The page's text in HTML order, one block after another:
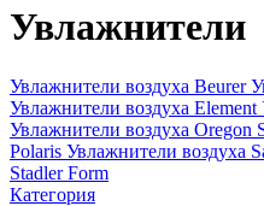
Увлажнители
Увлажнители воздуха Beurer
Увлажнители воздуха Element
Увлажнители воздуха Oregon
Polaris Увлажнители воздуха
Stadler Form
Категория